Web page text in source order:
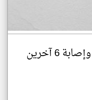
مقتل جندي فرنسي وإصابة 6 آخرين